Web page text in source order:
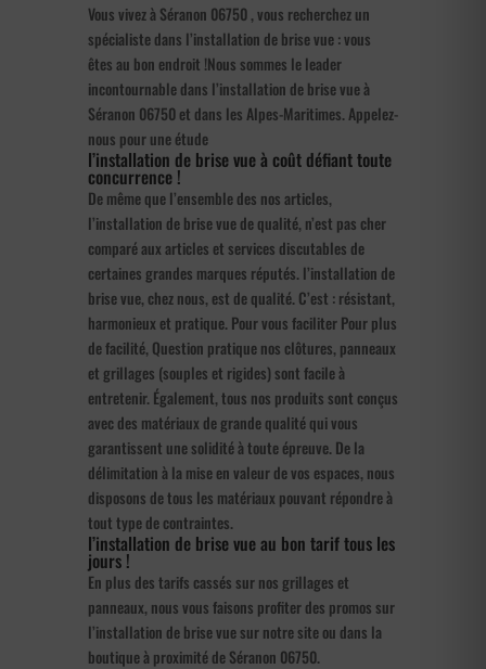
Vous vivez à Séranon 06750 , vous recherchez un
spécialiste dans l’installation de brise vue : vous
êtes au bon endroit !Nous sommes le leader
incontournable dans l’installation de brise vue à
Séranon 06750 et dans les Alpes-Maritimes. Appelez-
nous pour une étude
l’installation de brise vue à coût défiant toute
concurrence !
De même que l’ensemble des nos articles,
l’installation de brise vue de qualité, n’est pas cher
comparé aux articles et services discutables de
certaines grandes marques réputés. l’installation de
brise vue, chez nous, est de qualité. C’est : résistant,
harmonieux et pratique. Pour vous faciliter Pour plus
de facilité, Question pratique nos clôtures, panneaux
et grillages (souples et rigides) sont facile à
entretenir. Également, tous nos produits sont conçus
avec des matériaux de grande qualité qui vous
garantissent une solidité à toute épreuve. De la
délimitation à la mise en valeur de vos espaces, nous
disposons de tous les matériaux pouvant répondre à
tout type de contraintes.
l’installation de brise vue au bon tarif tous les
jours !
En plus des tarifs cassés sur nos grillages et
panneaux, nous vous faisons profiter des promos sur
l’installation de brise vue sur notre site ou dans la
boutique à proximité de Séranon 06750.